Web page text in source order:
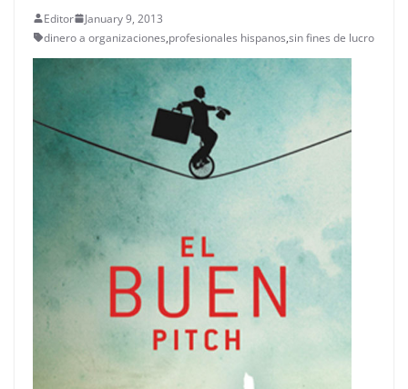
Editor
January 9, 2013
dinero a organizaciones,profesionales hispanos,sin fines de lucro